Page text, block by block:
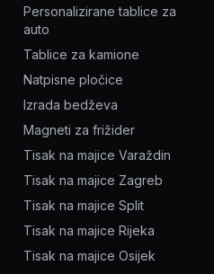
Personalizirane tablice za
auto
Tablice za kamione
Natpisne pločice
Izrada bedževa
Magneti za frižider
Tisak na majice Varaždin
Tisak na majice Zagreb
Tisak na majice Split
Tisak na majice Rijeka
Tisak na majice Osijek